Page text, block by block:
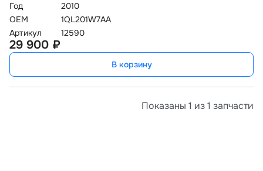
Год
2010
OEM
1QL201W7AA
Артикул
12590
29 900 ₽
В корзину
Показаны 1 из 1 запчасти